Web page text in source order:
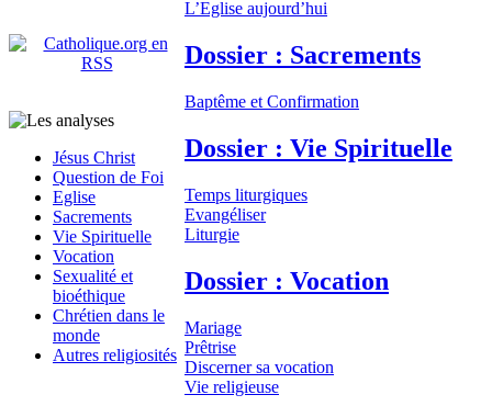
Jésus Christ
Question de Foi
Eglise
Sacrements
Vie Spirituelle
Vocation
Sexualité et
bioéthique
Chrétien dans le
monde
Autres religiosités
L’Eglise aujourd’hui
Dossier : Sacrements
Baptême et Confirmation
Dossier : Vie Spirituelle
Temps liturgiques
Evangéliser
Liturgie
Dossier : Vocation
Mariage
Prêtrise
Discerner sa vocation
Vie religieuse